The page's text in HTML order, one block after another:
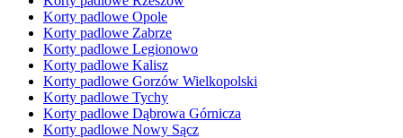
Korty padlowe Opole
Korty padlowe Zabrze
Korty padlowe Legionowo
Korty padlowe Kalisz
Korty padlowe Gorzów Wielkopolski
Korty padlowe Tychy
Korty padlowe Dąbrowa Górnicza
Korty padlowe Nowy Sącz